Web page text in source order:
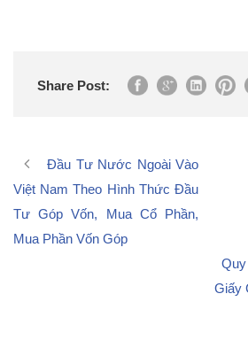
Share Post:
Đầu Tư Nước Ngoài Vào
Việt Nam Theo Hình Thức Đầu
Tư Góp Vốn, Mua Cổ Phần,
Mua Phần Vốn Góp
Giấy